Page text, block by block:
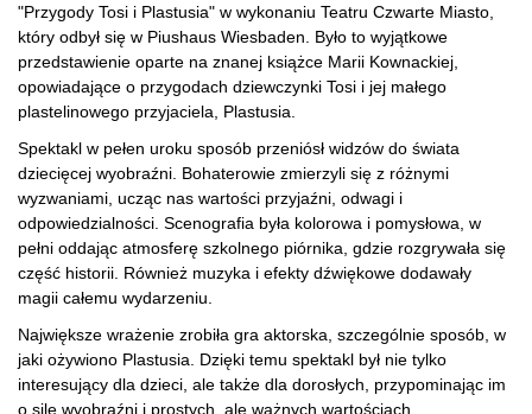
"Przygody Tosi i Plastusia" w wykonaniu Teatru Czwarte Miasto,
który odbył się w Piushaus Wiesbaden. Było to wyjątkowe
przedstawienie oparte na znanej książce Marii Kownackiej,
opowiadające o przygodach dziewczynki Tosi i jej małego
plastelinowego przyjaciela, Plastusia.
Spektakl w pełen uroku sposób przeniósł widzów do świata
dziecięcej wyobraźni. Bohaterowie zmierzyli się z różnymi
wyzwaniami, ucząc nas wartości przyjaźni, odwagi i
odpowiedzialności. Scenografia była kolorowa i pomysłowa, w
pełni oddając atmosferę szkolnego piórnika, gdzie rozgrywała się
część historii. Również muzyka i efekty dźwiękowe dodawały
magii całemu wydarzeniu.
Największe wrażenie zrobiła gra aktorska, szczególnie sposób, w
jaki ożywiono Plastusia. Dzięki temu spektakl był nie tylko
interesujący dla dzieci, ale także dla dorosłych, przypominając im
o sile wyobraźni i prostych, ale ważnych wartościach.